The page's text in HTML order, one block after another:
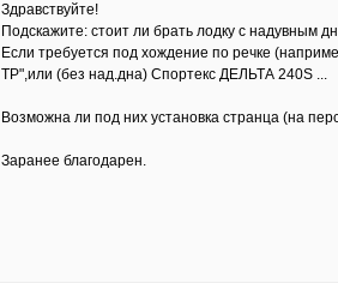
Здравствуйте!
Подскажите: стоит ли брать лодку с надувным
Если требуется под хождение по речке
ТР",или (без над.дна) Спортекс ДЕЛЬТА 240S ...
Возможна ли под них установка странца (на
Заранее благодарен.